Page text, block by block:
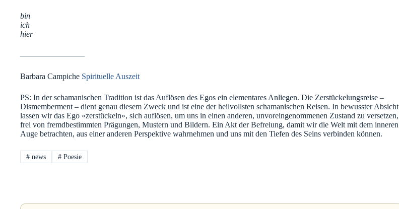
bin
ich
hier
————————
Barbara Campiche Spirituelle Auszeit
PS: In der schamanischen Tradition ist das Auflösen des Egos ein elementares Anliegen. Die Zerstückelungsreise –
Dismemberment – dient genau diesem Zweck und ist eine der heilvollsten schamanischen Reisen. In bewusster Absicht
lassen wir das Ego «zerstückeln», sich auflösen, um uns in einen anderen, unvoreingenommenen Zustand zu versetzen,
frei von fremdbestimmten Prägungen, Mustern und Bildern. Ein Akt der Befreiung, damit wir die Welt mit dem inneren
Auge betrachten, aus einer anderen Perspektive wahrnehmen und uns mit den Tiefen des Seins verbinden können.
#news #Poesie